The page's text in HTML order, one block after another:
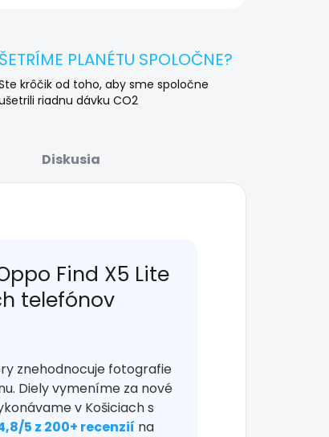
ŠETRÍME PLANÉTU SPOLOČNE?
krôčik od toho, aby sme spoločne
riadnu dávku CO2
Diskusia
Find X5 Lite
telefónov
znehodnocuje fotografie
Diely vymeníme za nové
v Košiciach s
5 z 200+ recenzií na